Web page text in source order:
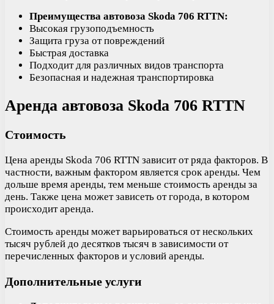
Преимущества автовоза Skoda 706 RTTN:
Высокая грузоподъемность
Защита груза от повреждений
Быстрая доставка
Подходит для различных видов транспорта
Безопасная и надежная транспортировка
Аренда автовоза Skoda 706 RTTN
Стоимость
Цена аренды Skoda 706 RTTN зависит от ряда факторов. В
частности, важным фактором является срок аренды. Чем
дольше время аренды, тем меньше стоимость аренды за
день. Также цена может зависеть от города, в котором
происходит аренда.
Стоимость аренды может варьироваться от нескольких
тысяч рублей до десятков тысяч в зависимости от
перечисленных факторов и условий аренды.
Дополнительные услуги